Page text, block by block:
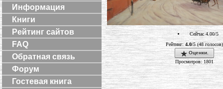
Информация
Книги
Рейтинг сайтов
FAQ
Обратная связь
Форум
Гостевая книга
Сейчас 4.00/5
Рейтинг:4.0/5 (48 голосов)
Оценки.
Просмотров: 1801